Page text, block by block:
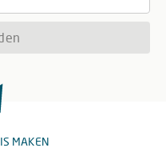
MAKEN